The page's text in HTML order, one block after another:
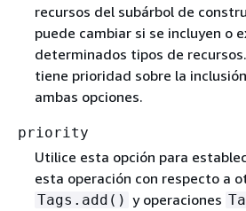
recursos del subárbol de
puede cambiar si se incluyen o
determinados tipos de
tiene prioridad sobre la
ambas opciones.
priority
Utilice esta opción para
esta operación con respecto a
Tags.add() y operaciones